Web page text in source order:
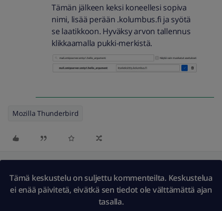
Tämän jälkeen keksi koneellesi sopiva
nimi, lisää perään .kolumbus.fi ja syötä
se laatikkoon. Hyväksy arvon tallennus
klikkaamalla pukki-merkistä.
Mozilla Thunderbird
Tämä keskustelu on suljettu kommenteilta. Keskustelua
ei enää päivitetä, eivätkä sen tiedot ole välttämättä ajan
tasalla.